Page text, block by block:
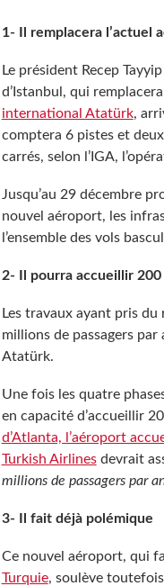
1- Il remplacera l’actuel
Le président Recep
d’Istanbul, qui
international Atatürk,
comptera 6 pistes et
carrés, selon l’IGA,
Jusqu’au 29 décembre
nouvel aéroport, les
l’ensemble des vols
2- Il pourra accueillir 200
Les travaux ayant pris
millions de passagers
Atatürk.
Une fois les quatre
en capacité d’accueillir
d’Atlanta, l’aéroport
Turkish Airlinesdevrait
millions de passagers par
3- Il fait déjà polémique
Ce nouvel aéroport, qui
Turquie, soulève